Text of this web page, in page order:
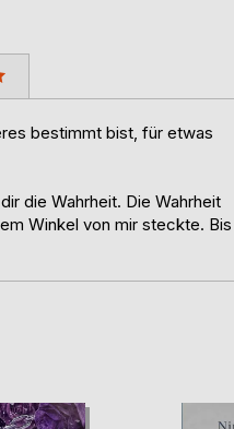
bestimmt bist, für etwas
die Wahrheit. Die Wahrheit
Winkel von mir steckte. Bis